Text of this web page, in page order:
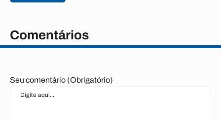
Comentários
Seu comentário (Obrigatório)